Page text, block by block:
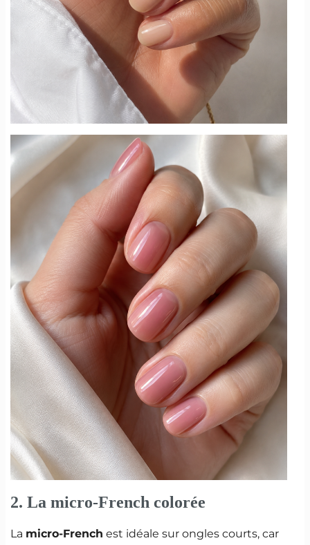
2. La micro-French colorée
La micro-French est idéale sur ongles courts, car